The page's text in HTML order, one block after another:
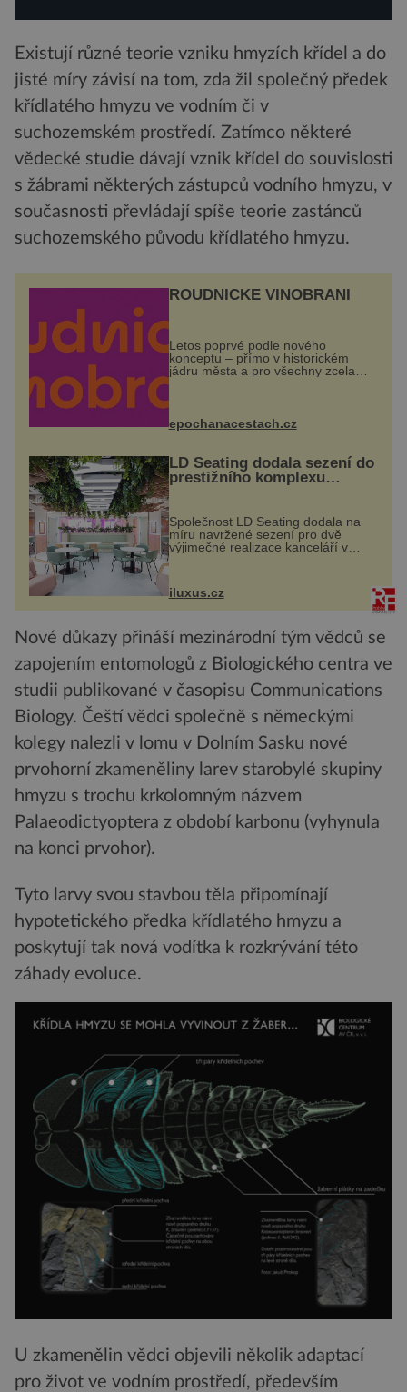
Existují různé teorie vzniku hmyzích křídel a do
jisté míry závisí na tom, zda žil společný předek
křídlatého hmyzu ve vodním či v
suchozemském prostředí. Zatímco některé
vědecké studie dávají vznik křídel do souvislosti
s žábrami některých zástupců vodního hmyzu, v
současnosti převládají spíše teorie zastánců
suchozemského původu křídlatého hmyzu.
ROUDNICKÉ VINOBRANÍ
Letos poprvé podle nového
konceptu – přímo v historickém
jádru města a pro všechny zcela
zdarma. Hlavní program se
náměstí. Návštěvníci se mohou těšit
na víno, burčák, pes...
epochanacestach.cz
LD Seating dodala sezení do
prestižního komplexu
MediaCityUK v Salfordu
Společnost LD Seating dodala na
míru navržené sezení pro dvě
výjimečné realizace kanceláří v
areálu MediaCityUK v anglickém
Tower a Orange Tower. Komplex
budov Media...
iluxus.cz
Nové důkazy přináší mezinárodní tým vědců se
zapojením entomologů z Biologického centra ve
studii publikované v časopisu Communications
Biology. Čeští vědci společně s německými
kolegy nalezli v lomu v Dolním Sasku nové
prvohorní zkameněliny larev starobylé skupiny
hmyzu s trochu krkolomným názvem
Palaeodictyoptera z období karbonu (vyhynula
na konci prvohor).
Tyto larvy svou stavbou těla připomínají
hypotetického předka křídlatého hmyzu a
poskytují tak nová vodítka k rozkrývání této
záhady evoluce.
U zkamenělin vědci objevili několik adaptací
pro život ve vodním prostředí, především